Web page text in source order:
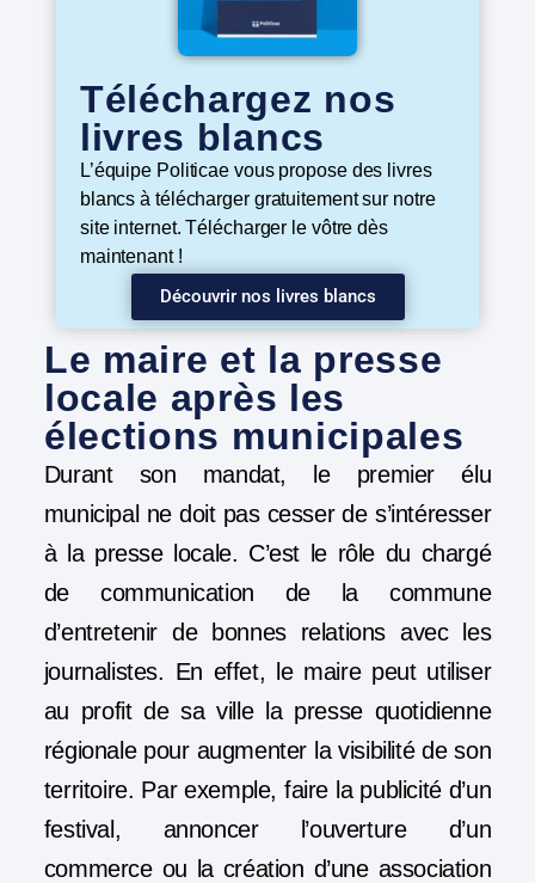
Téléchargez nos
livres blancs
L’équipe Politicae vous propose des livres
blancs à télécharger gratuitement sur notre
site internet. Télécharger le vôtre dès
maintenant !
Découvrir nos livres blancs
Le maire et la presse
locale après les
élections municipales
Durant son mandat, le premier élu
municipal ne doit pas cesser de s’intéresser
à la presse locale. C’est le rôle du chargé
de communication de la commune
d’entretenir de bonnes relations avec les
journalistes. En effet, le maire peut utiliser
au profit de sa ville la presse quotidienne
régionale pour augmenter la visibilité de son
territoire. Par exemple, faire la publicité d’un
festival, annoncer l’ouverture d’un
commerce ou la création d’une association